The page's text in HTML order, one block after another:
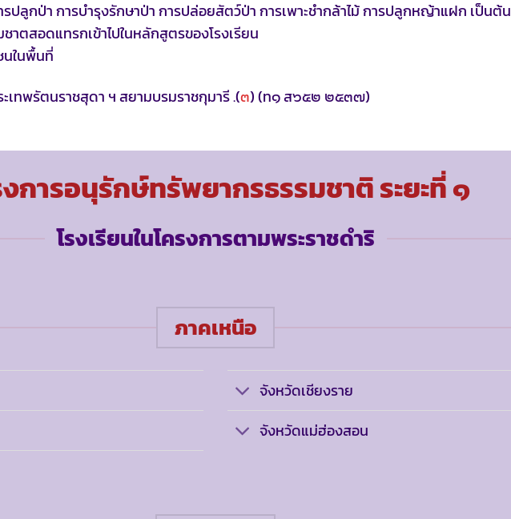
ลูกป่า การบำรุงรักษาป่า การปล่อยสัตว์ป่า การเพาะชำกล้าไม้ การปลูกหญ้าแฝก เป็นต้น
ตสอดแทรกเข้าไปในหลักสูตรของโรงเรียน
นในพื้นที่
เทพรัตนราชสุดา ฯ สยามบรมราชกุมารี .(๓) (ท๑ ส๖๕๒ ๒๕๓๗)
การอนุรักษ์ทรัพยากรธรรมชาติ ระยะที่ ๑
โรงเรียนในโครงการตามพระราชดำริ
ภาคเหนือ
จังหวัดเชียงราย
จังหวัดแม่ฮ่องสอน